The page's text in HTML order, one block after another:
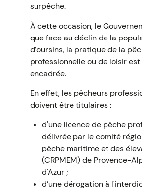
surpêche.
À cette occasion, le
que face au déclin de la
d’oursins, la pratique de la
professionnelle ou de loisir est
encadrée.
En effet, les pêcheurs
doivent être titulaires :
d'une licence de pêche
délivrée par le comité
pêche maritime et des
(CRPMEM) de Provence-
d'Azur ;
d’une dérogation à